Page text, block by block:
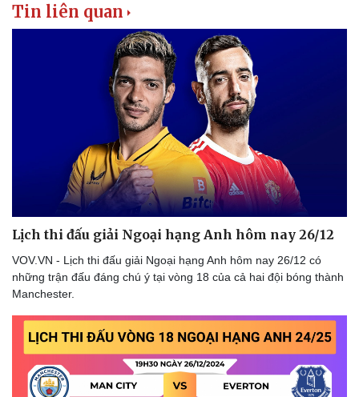
Sân khấu - Điện ảnh
Văn học
Di sản
Nghệ sĩ
Tin liên quan
Lịch thi đấu giải Ngoại hạng Anh hôm nay 26/12
VOV.VN - Lịch thi đấu giải Ngoại hạng Anh hôm nay 26/12 có
những trận đấu đáng chú ý tại vòng 18 của cả hai đội bóng thành
Manchester.